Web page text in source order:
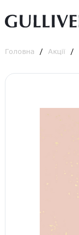
Головна Акції